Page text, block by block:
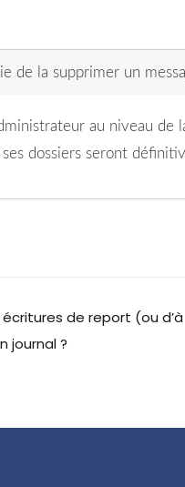
de la supprimer un
au niveau
dossiers seront
de report (ou d’à
journal ?